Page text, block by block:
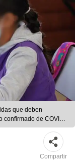
que deben
confirmado de COVID-
Compartir